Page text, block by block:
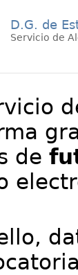
D.G. de
Servicio de
de